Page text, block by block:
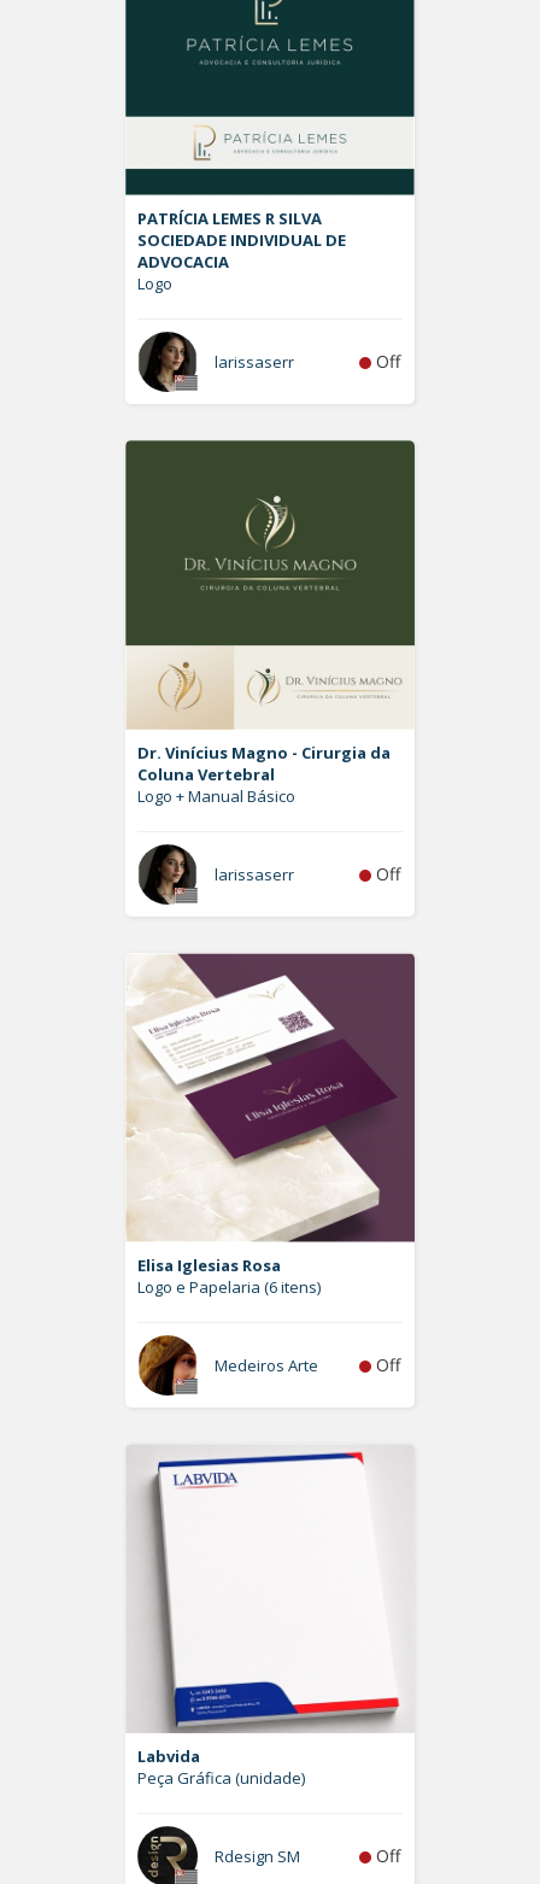
PATRÍCIA LEMES R SILVA
SOCIEDADE INDIVIDUAL DE
ADVOCACIA
Logo
larissaserr Off
Dr. Vinícius Magno - Cirurgia da
Coluna Vertebral
Logo + Manual Básico
larissaserr Off
Elisa Iglesias Rosa
Logo e Papelaria (6 itens)
Medeiros Arte Off
Labvida
Peça Gráfica (unidade)
Rdesign SM Off